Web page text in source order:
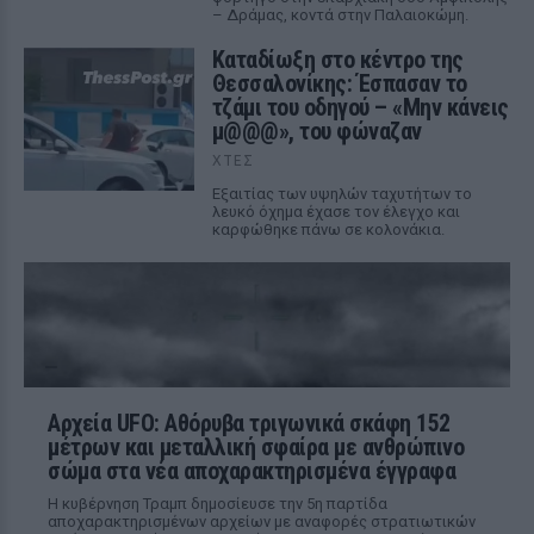
– Δράμας, κοντά στην Παλαιοκώμη.
Καταδίωξη στο κέντρο της
Θεσσαλονίκης: Έσπασαν το
τζάμι του οδηγού – «Μην κάνεις
μ@@@», του φώναζαν
ΧΤΕΣ
Εξαιτίας των υψηλών ταχυτήτων το
λευκό όχημα έχασε τον έλεγχο και
καρφώθηκε πάνω σε κολονάκια.
Αρχεία UFO: Αθόρυβα τριγωνικά σκάφη 152
μέτρων και μεταλλική σφαίρα με ανθρώπινο
σώμα στα νέα αποχαρακτηρισμένα έγγραφα
Η κυβέρνηση Τραμπ δημοσίευσε την 5η παρτίδα
αποχαρακτηρισμένων αρχείων με αναφορές στρατιωτικών